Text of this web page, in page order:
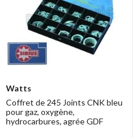
Watts
Coffret de 245 Joints CNK bleu
pour gaz, oxygène,
hydrocarbures, agrée GDF